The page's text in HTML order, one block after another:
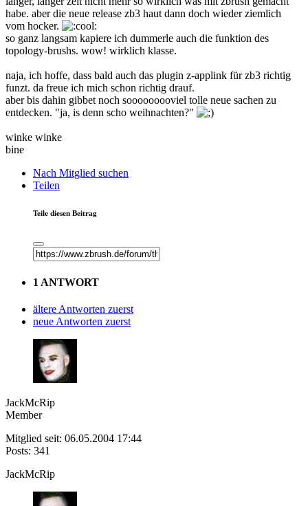
habe. aber die neue release zb3 haut dann doch wieder ziemlich
vom hocker.
so ganz langsam kapiere ich dummerle auch die funktion des
topology-brushs. wow! wirklich klasse.
naja, ich hoffe, dass bald auch das plugin z-applink für zb3 richtig
funzt. da freue ich mich schon richtig drauf.
aber bis dahin gibbet noch sooooooooviel tolle neue sachen zu
entdecken. "ja, is denn scho weihnachten?"
winke winke
bine
Nach Mitglied suchen
Teilen
Teile diesen Beitrag
1 ANTWORT
ältere Antworten zuerst
neue Antworten zuerst
JackMcRip
Member
Mitglied seit: 06.05.2004 17:44
Posts: 341
JackMcRip